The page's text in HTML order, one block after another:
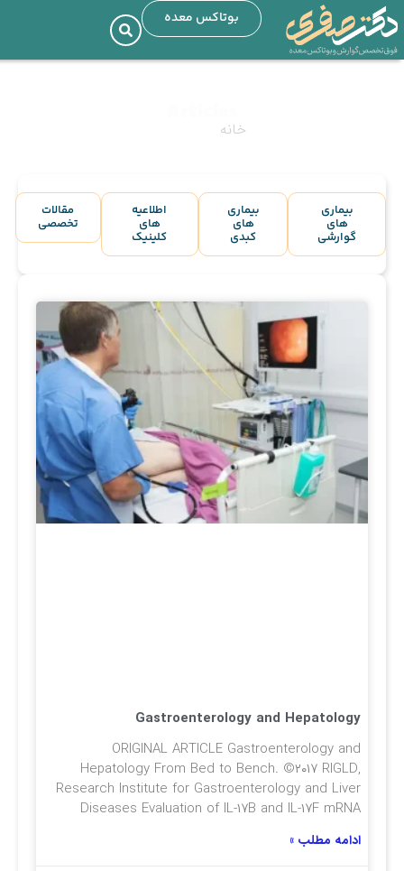
بوتاکس معده
خانه
بیماری
های
گوارشی
بیماری
های
کبدی
اطلاعیه
های
کلینیک
مقالات
تخصصی
Gastroenterology and Hepatology
ORIGINAL ARTICLE Gastroenterology and
Hepatology From Bed to Bench. ©۲۰۱۷ RIGLD,
Research Institute for Gastroenterology and Liver
Diseases Evaluation of IL-۱۷B and IL-۱۷F mRNA
ادامه مطلب »